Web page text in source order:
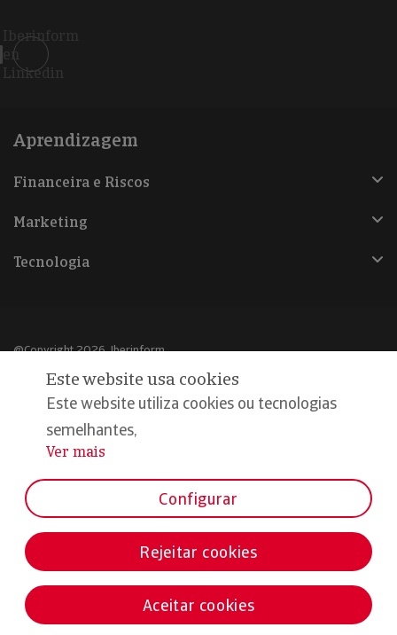
Iberinform
en
Linkedin
Aprendizagem
Financeira e Riscos
Marketing
Tecnologia
@Copyright 2026, Iberinform
Política de cookies
Declaração de privacidade
Compromisso qualidade e segurança
Este website usa cookies
Este website utiliza cookies ou tecnologias
semelhantes,
...
Ver mais
Configurar
Rejeitar cookies
Aceitar cookies